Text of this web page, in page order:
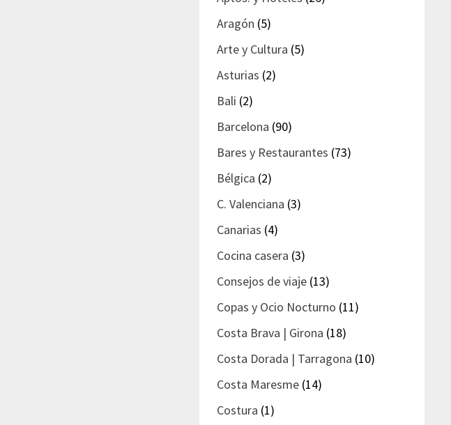
Aragón (5)
Arte y Cultura (5)
Asturias (2)
Bali (2)
Barcelona (90)
Bares y Restaurantes (73)
Bélgica (2)
C. Valenciana (3)
Canarias (4)
Cocina casera (3)
Consejos de viaje (13)
Copas y Ocio Nocturno (11)
Costa Brava | Girona (18)
Costa Dorada | Tarragona (10)
Costa Maresme (14)
Costura (1)